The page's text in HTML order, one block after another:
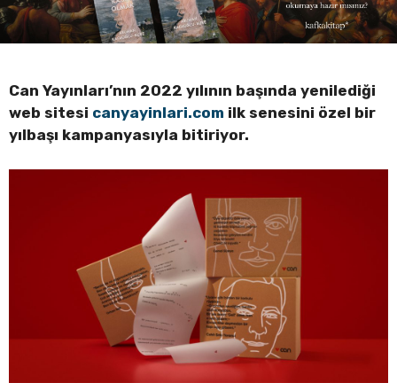
Can Yayınları’nın 2022 yılının başında yenilediği
web sitesi canyayinlari.com ilk senesini özel bir
yılbaşı kampanyasıyla bitiriyor.